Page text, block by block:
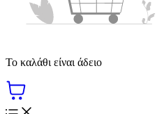
Το καλάθι είναι άδειο